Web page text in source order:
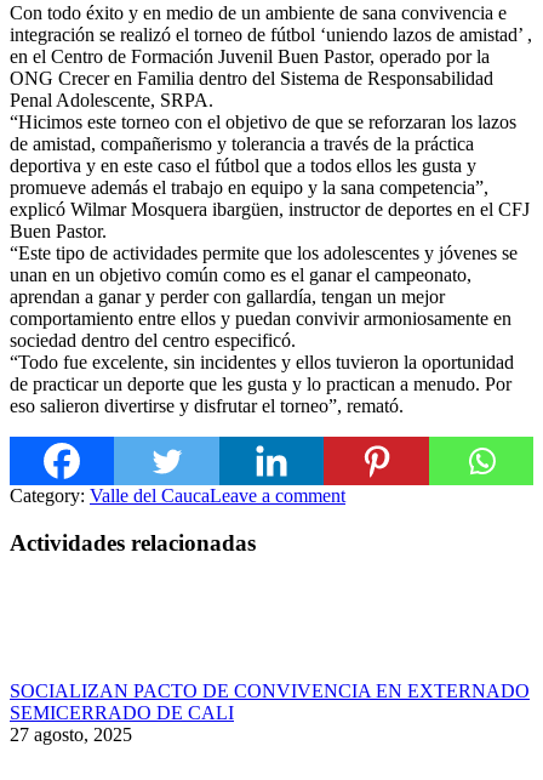
Con todo éxito y en medio de un ambiente de sana convivencia e
integración se realizó el torneo de fútbol ‘uniendo lazos de amistad’ ,
en el Centro de Formación Juvenil Buen Pastor, operado por la
ONG Crecer en Familia dentro del Sistema de Responsabilidad
Penal Adolescente, SRPA.
“Hicimos este torneo con el objetivo de que se reforzaran los lazos
de amistad, compañerismo y tolerancia a través de la práctica
deportiva y en este caso el fútbol que a todos ellos les gusta y
promueve además el trabajo en equipo y la sana competencia”,
explicó Wilmar Mosquera ibargüen, instructor de deportes en el CFJ
Buen Pastor.
“Este tipo de actividades permite que los adolescentes y jóvenes se
unan en un objetivo común como es el ganar el campeonato,
aprendan a ganar y perder con gallardía, tengan un mejor
comportamiento entre ellos y puedan convivir armoniosamente en
sociedad dentro del centro especificó.
“Todo fue excelente, sin incidentes y ellos tuvieron la oportunidad
de practicar un deporte que les gusta y lo practican a menudo. Por
eso salieron divertirse y disfrutar el torneo”, remató.
Category: Valle del CaucaLeave a comment
Actividades relacionadas
SOCIALIZAN PACTO DE CONVIVENCIA EN EXTERNADO
SEMICERRADO DE CALI
27 agosto, 2025